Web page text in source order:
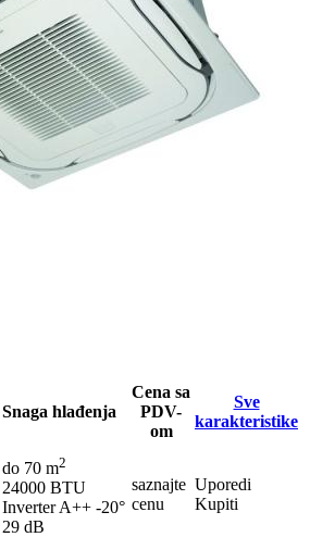
Snaga hlađenja
Cena sa
PDV-
om
Sve
karakteristike
do 70 m2
24000 BTU
Inverter A++ -20°
29 dB
saznajte
cenu
Uporedi
Kupiti